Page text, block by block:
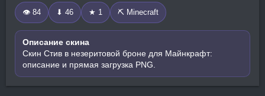
👁 84 ⬇ 46 ★ 1 ⛏️ Minecraft
Описание скина
Скин Стив в незеритовой броне для Майнкрафт:
описание и прямая загрузка PNG.